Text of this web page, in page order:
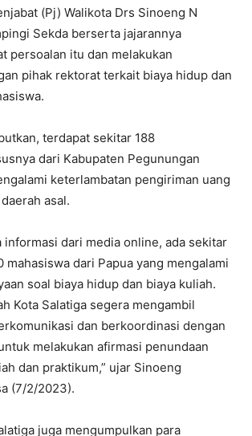
(Pj) Walikota Drs Sinoeng N
Sekda berserta jajarannya
persoalan itu dan melakukan
pihak rektorat terkait biaya hidup dan
terdapat sekitar 188
dari Kabupaten Pegunungan
keterlambatan pengiriman uang
asal.
informasi dari media online, ada sekitar
mahasiswa dari Papua yang mengalami
soal biaya hidup dan biaya kuliah.
Kota Salatiga segera mengambil
dan berkoordinasi dengan
melakukan afirmasi penundaan
dan praktikum,” ujar Sinoeng
(7/2/2023).
juga mengumpulkan para